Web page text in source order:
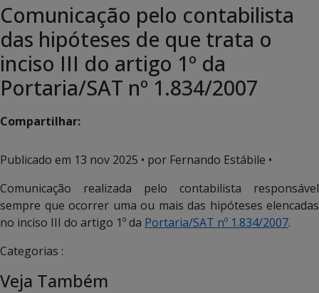
Comunicação pelo contabilista
das hipóteses de que trata o
inciso III do artigo 1º da
Portaria/SAT nº 1.834/2007
Compartilhar:
Publicado em 13 nov 2025 • por Fernando Estábile •
Comunicação realizada pelo contabilista responsável
sempre que ocorrer uma ou mais das hipóteses elencadas
no inciso III do artigo 1º da Portaria/SAT nº 1.834/2007.
Categorias :
Veja Também